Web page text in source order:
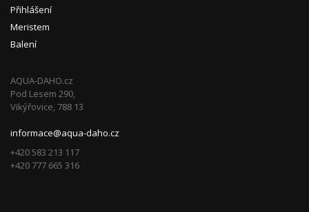
Přihlášení
Meristem
Balení
AQUA-DAHO.cz
Pod Lesem 290,
Vikýřovice, 788 13
informace@aqua-daho.cz
+420 583 213 117
+420 777 665 316